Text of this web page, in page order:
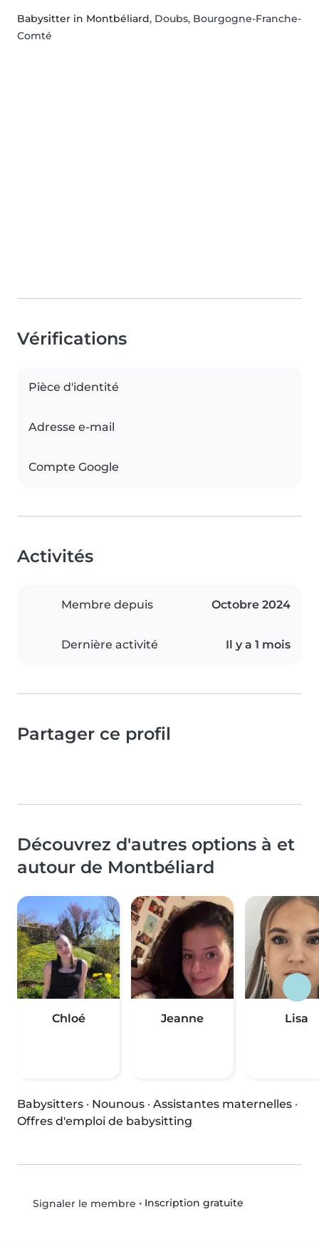
Babysitter in Montbéliard, Doubs, Bourgogne-Franche-
Comté
Vérifications
Pièce d'identité
Adresse e-mail
Compte Google
Activités
Membre depuis Octobre 2024
Dernière activité Il y a 1 mois
Partager ce profil
Découvrez d'autres options à et
autour de Montbéliard
Chloé Jeanne Lisa
Babysitters · Nounous · Assistantes maternelles ·
Offres d'emploi de babysitting
Signaler le membre • Inscription gratuite